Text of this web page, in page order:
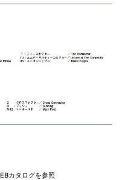
カタログを参照